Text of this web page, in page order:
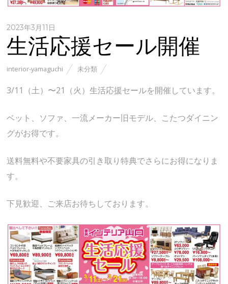
2023年3月11日
生活応援セール開催
interior-yamaguchi 未分類
3/11（土）〜21（火）生活応援セールを開催しています。
ベット、ソファ、一流メーカー旧モデル、こたつダイニン
グがお得です。
送料無料や不要家具の引き取り特典でさらにお得になりま
す。
下見歓迎、ご来店お待ちしております。